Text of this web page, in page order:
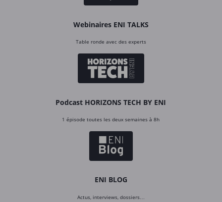
Webinaires ENI TALKS
Table ronde avec des experts
Podcast HORIZONS TECH BY ENI
1 épisode toutes les deux semaines à 8h
ENI BLOG
Actus, interviews, dossiers…